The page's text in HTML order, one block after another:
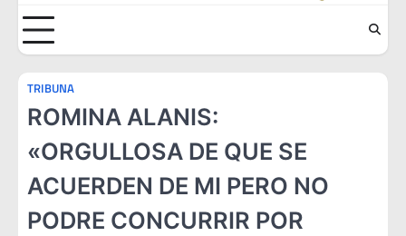
TRIBUNA
ROMINA ALANIS:
«ORGULLOSA DE QUE SE
ACUERDEN DE MI PERO NO
PODRE CONCURRIR POR